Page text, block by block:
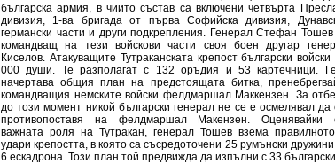
българска армия, в чиито състав са включени четвърта
дивизия, 1-ва бригада от първа Софийска дивизия,
германски части и други подкрепления. Генерал Стефан
командващ на тези войскови части своя боен другар
Киселов. Атакуващите Тутраканската крепост български
000 души. Те разполагат с 132 оръдия и 53 картечници.
начертава общия план на предстоящата битка,
командващия немските войски фелдмаршал Маккензен. За
до този момент никой български генерал не се е осмелявал да
противопоставя на фелдмаршал Макензен. Оценявайки
важната роля на Тутракан, генерал Тошев взема
удари крепостта, в която са съсредоточени 25 румънски
6 ескадрона. Този план той предвижда да изпълни с 33